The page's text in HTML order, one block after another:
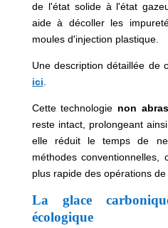
de l'état solide à l'état
aide à décoller les
moules d'injection plastique.
Une description détaillée de
ici
Cette technologie non
reste intact, prolongeant
elle réduit le temps de
méthodes
plus rapide des opérations de
La glace
écologique